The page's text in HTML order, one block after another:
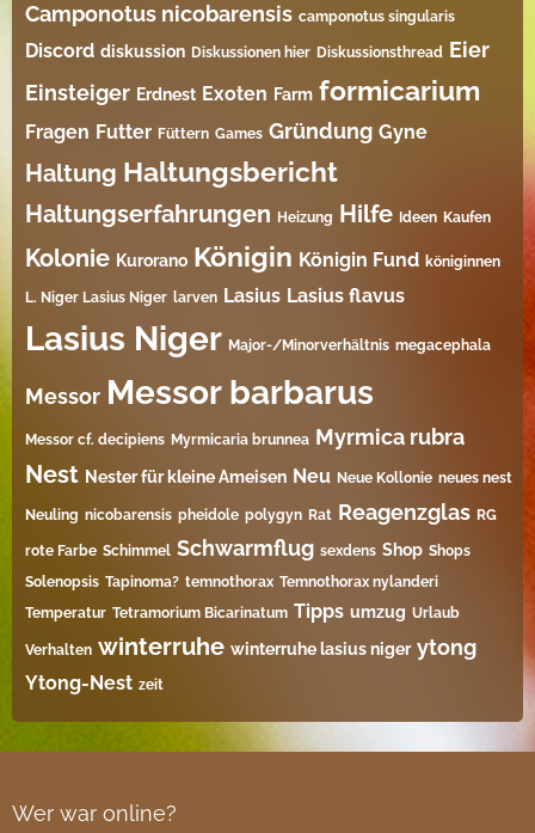
Camponotus nicobarensis camponotus singularis
Discord diskussion Diskussionen hier Diskussionsthread Eier
Einsteiger Erdnest Exoten Farm formicarium
Fragen Futter Füttern Games Gründung Gyne
Haltung Haltungsbericht
Haltungserfahrungen Heizung Hilfe Ideen Kaufen
Kolonie Kurorano Königin Königin Fund königinnen
L. Niger Lasius Niger larven Lasius Lasius flavus
Lasius Niger Major-/Minorverhältnis megacephala
Messor Messor barbarus
Messor cf. decipiens Myrmicaria brunnea Myrmica rubra
Nest Nester für kleine Ameisen Neu Neue Kollonie neues nest
Neuling nicobarensis pheidole polygyn Rat Reagenzglas RG
rote Farbe Schimmel Schwarmflug sexdens Shop Shops
Solenopsis Tapinoma? temnothorax Temnothorax nylanderi
Temperatur Tetramorium Bicarinatum​ Tipps umzug Urlaub
Verhalten winterruhe winterruhe lasius niger ytong
Ytong-Nest zeit
Wer war online?